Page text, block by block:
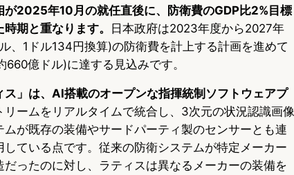
が2025年10月の就任直後に、防衛費のGDP比2%目標
期と重なります。
日本政府は2023年度から2027年
、1ドル134円換算)の防衛費を計上する計画を進めて
億ドル)に達する見込みです。
ス」は、AI搭載のオープンな指揮統制ソフトウェアプ
ームをリアルタイムで統合し、3次元の状況認識画像
が既存の装備やサードパーティ製のセンサーとも連
ている点です。従来の防衛システムが特定メーカー
ったのに対し、ラティスは異なるメーカーの装備を